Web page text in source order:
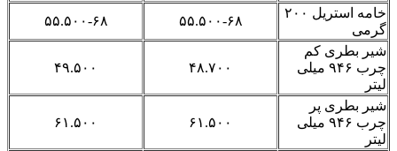
خامه استریل ۲۰۰
گرمی
۵۵.۵۰۰-۶۸
۵۵.۵۰۰-۶۸
شیر بطری کم
چرب ۹۴۶ میلی
لیتر
۴۸.۷۰۰ ۴۹.۵۰۰
شیر بطری پر
چرب ۹۴۶ میلی
لیتر
۶۱.۵۰۰ ۶۱.۵۰۰